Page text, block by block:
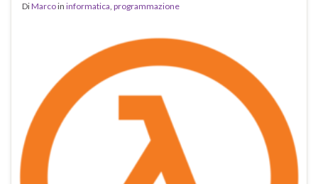
DiMarcoin informatica, programmazione